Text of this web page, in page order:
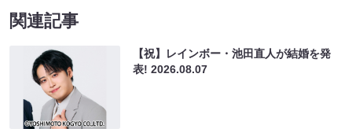
関連記事
【祝】レインボー・池田直人が結婚を発
表!2026.08.07